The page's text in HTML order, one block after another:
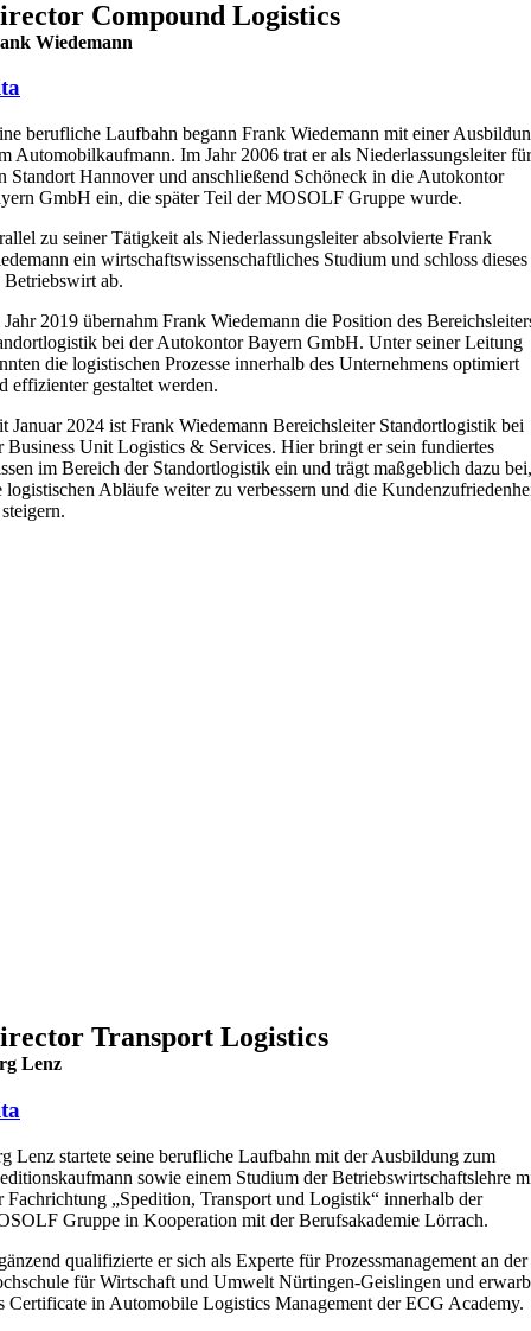
Compound Logistics
Wiedemann
berufliche Laufbahn begann Frank Wiedemann mit einer
Automobilkaufmann. Im Jahr 2006 trat er als Niederlassungsleiter für
Standort Hannover und anschließend Schöneck in die Autokontor
GmbH ein, die später Teil der MOSOLF Gruppe wurde.
zu seiner Tätigkeit als Niederlassungsleiter absolvierte Frank
ein wirtschaftswissenschaftliches Studium und schloss dieses
Betriebswirt ab.
2019 übernahm Frank Wiedemann die Position des
bei der Autokontor Bayern GmbH. Unter seiner Leitung
die logistischen Prozesse innerhalb des Unternehmens optimiert
effizienter gestaltet werden.
Januar 2024 ist Frank Wiedemann Bereichsleiter Standortlogistik bei
Business Unit Logistics & Services. Hier bringt er sein fundiertes
im Bereich der Standortlogistik ein und trägt maßgeblich dazu bei,
logistischen Abläufe weiter zu verbessern und die
Transport Logistics
Lenz
Lenz startete seine berufliche Laufbahn mit der Ausbildung zum
sowie einem Studium der Betriebswirtschaftslehre
Fachrichtung „Spedition, Transport und Logistik“ innerhalb der
Gruppe in Kooperation mit der Berufsakademie Lörrach.
qualifizierte er sich als Experte für Prozessmanagement an der
für Wirtschaft und Umwelt Nürtingen-Geislingen und erwarb
Certificate in Automobile Logistics Management der ECG Academy.